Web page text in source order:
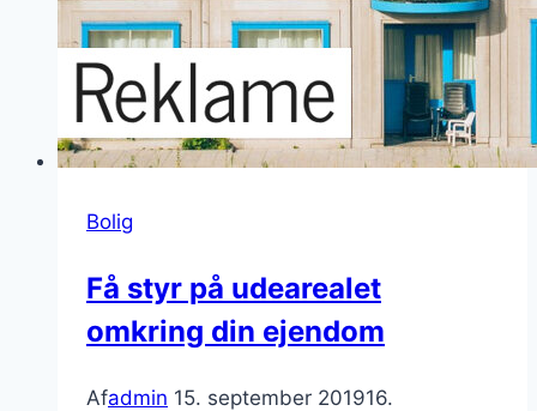
Bolig
Få styr på udearealet
omkring din ejendom
Afadmin 15. september 201916.